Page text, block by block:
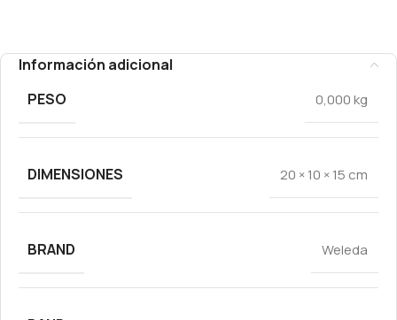
Información adicional
PESO
0,000 kg
DIMENSIONES 20 × 10 × 15 cm
BRAND Weleda